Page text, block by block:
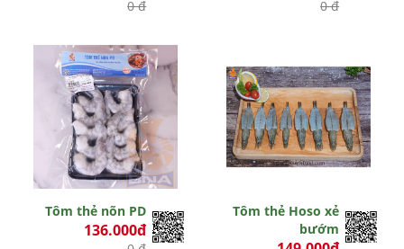
0 đ 0 đ
Tôm thẻ nõn PD
136.000đ
Tôm thẻ Hoso xẻ
bướm